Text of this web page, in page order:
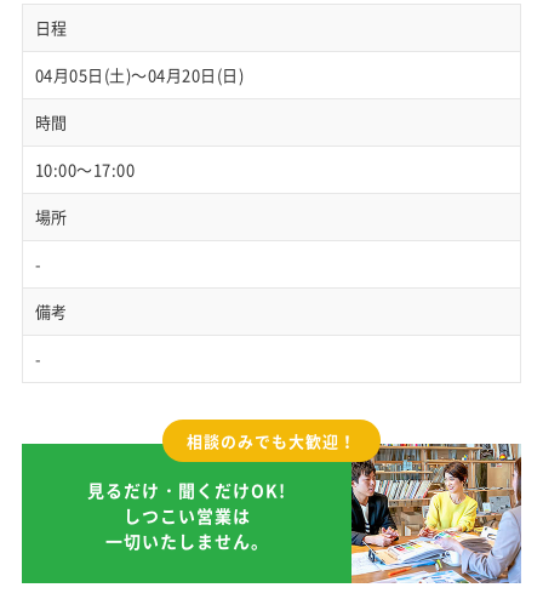
日程
04月05日(土)～04月20日(日)
時間
10:00～17:00
場所
-
備考
-
見るだけ・聞くだけOK!
しつこい営業は
一切いたしません。
相談のみでも大歓迎！